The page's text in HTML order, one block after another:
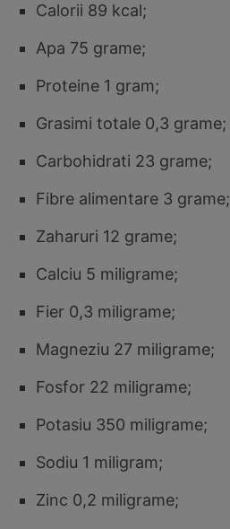
Calorii 89 kcal;
Apa 75 grame;
Proteine 1 gram;
Grasimi totale 0,3 grame;
Carbohidrati 23 grame;
Fibre alimentare 3 grame;
Zaharuri 12 grame;
Calciu 5 miligrame;
Fier 0,3 miligrame;
Magneziu 27 miligrame;
Fosfor 22 miligrame;
Potasiu 350 miligrame;
Sodiu 1 miligram;
Zinc 0,2 miligrame;